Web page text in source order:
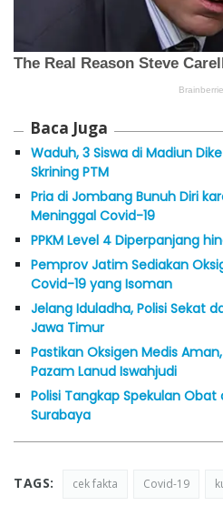
Baca Juga
Waduh, 3 Siswa di Madiun
Skrining PTM
Pria di Jombang Bunuh Diri
Meninggal Covid-19
PPKM Level 4 Diperpanjang
Pemprov Jatim Sediakan
Covid-19 yang Isoman
Jelang Iduladha, Polisi Sekat
Jawa Timur
Pastikan Oksigen Medis
Pazam Lanud Iswahjudi
Polisi Tangkap Spekulan
Surabaya
TAGS: cek fakta Covid-19